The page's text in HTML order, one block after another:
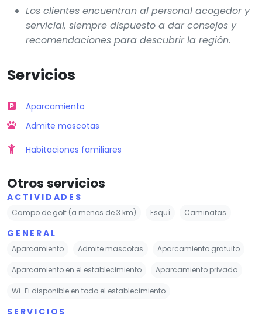
Los clientes encuentran al personal acogedor y
servicial, siempre dispuesto a dar consejos y
recomendaciones para descubrir la región.
Servicios
Aparcamiento
Admite mascotas
Habitaciones familiares
Otros servicios
ACTIVIDADES
Campo de golf (a menos de 3 km) Esquí Caminatas
GENERAL
Aparcamiento Admite mascotas Aparcamiento gratuito
Aparcamiento en el establecimiento Aparcamiento privado
Wi-Fi disponible en todo el establecimiento
SERVICIOS